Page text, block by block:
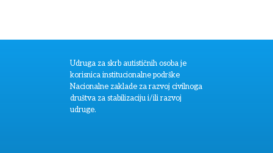
Udruga za skrb autističnih osoba je
korisnica institucionalne podrške
Nacionalne zaklade za razvoj civilnoga
društva za stabilizaciju i/ili razvoj
udruge.